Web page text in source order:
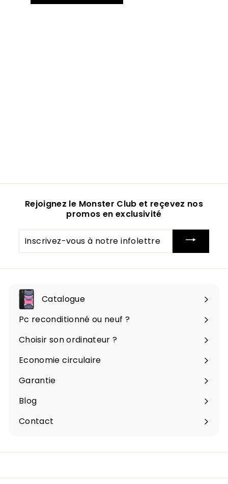
Rejoignez le Monster Club et reçevez nos
promos en exclusivité
vous
à
Catalogue
Ouvrir
le
menu
Pc reconditionné ou neuf ?
Choisir son ordinateur ?
Economie circulaire
Garantie
Blog
Contact